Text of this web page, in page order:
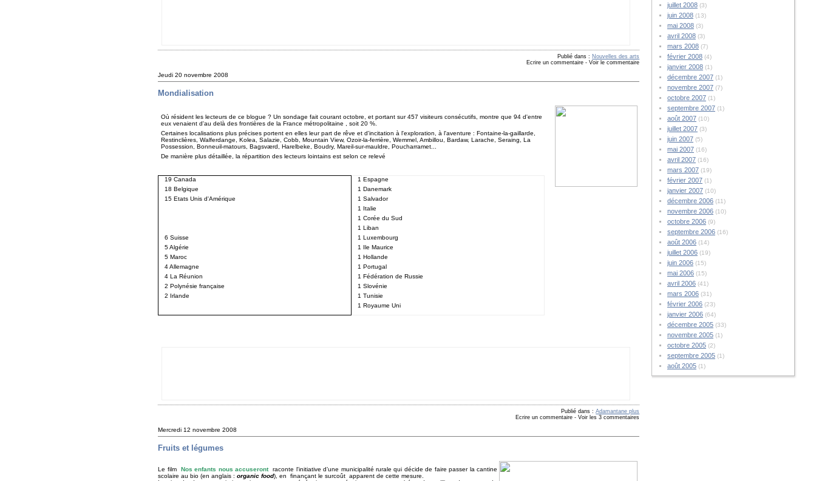
Publié dans : Nouvelles des arts
Ecrire un commentaire - Voir le commentaire
Jeudi 20 novembre 2008
Mondialisation
Où résident les lecteurs de ce blogue ? Un sondage fait courant octobre, et portant sur 457 visiteurs consécutifs, montre que 94 d'entre
eux venaient d'au delà des frontières de la France métropolitaine , soit 20 %.
Certaines localisations plus précises portent en elles leur part de rêve et d'incitation à l'exploration, à l'aventure : Fontaine-la-gaillarde,
Restinclières, Walferdange, Kolea, Salazie, Cobb, Mountain View, Ozoir-la-ferrière, Wemmel, Ambillou, Bardaw, Larache, Seraing, La
Possession, Bonneuil-matours, Bagsværd, Harelbeke, Boudry, Mareil-sur-mauldre, Poucharramet...
De manière plus détaillée, la répartition des lecteurs lointains est selon ce relevé
19 Canada
18 Belgique
15 Etats Unis d'Amérique
6 Suisse
5Algérie
5 Maroc
4 Allemagne
4 La Réunion
2 Polynésie française
2 Irlande
1 Espagne
1 Danemark
1 Salvador
1 Italie
1 Corée du Sud
1 Liban
1 Luxembourg
1 Ile Maurice
1 Hollande
1 Portugal
1 Fédération de Russie
1 Slovénie
1 Tunisie
1 Royaume Uni
Publié dans :Adamantane plus
Ecrire un commentaire - Voir les 3 commentaires
Mercredi 12 novembre 2008
Fruits et légumes
Le film Nos enfants nous accuseront raconte l'initiative d’une municipalité rurale qui décide de faire passer la cantine
scolaire au bio (en anglais :organic food), en finançant le surcoût apparent de cette mesure.
juillet 2008(3)
juin 2008(13)
mai 2008(3)
avril 2008(3)
mars 2008(7)
février 2008(4)
janvier 2008(1)
décembre 2007(1)
novembre 2007(7)
octobre 2007(1)
septembre 2007(1)
août 2007(10)
juillet 2007(3)
juin 2007(5)
mai 2007(16)
avril 2007(16)
mars 2007(19)
février 2007(1)
janvier 2007(10)
décembre 2006(11)
novembre 2006(10)
octobre 2006(9)
septembre 2006(16)
août 2006(14)
juillet 2006(19)
juin 2006(15)
mai 2006(15)
avril 2006(41)
mars 2006(31)
février 2006(23)
janvier 2006(64)
décembre 2005(33)
novembre 2005(1)
octobre 2005(2)
septembre 2005(1)
août 2005(1)